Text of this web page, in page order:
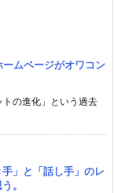
ムページがオワコン
の進化」という過去
」と「話し手」のレ
。